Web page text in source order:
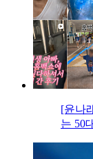
[윤나
는 50